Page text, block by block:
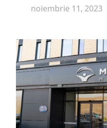
noiembrie 11, 2023